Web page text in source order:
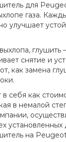
для
газа.
улучшает
снятие и
как замена
себя как
в немалой
на